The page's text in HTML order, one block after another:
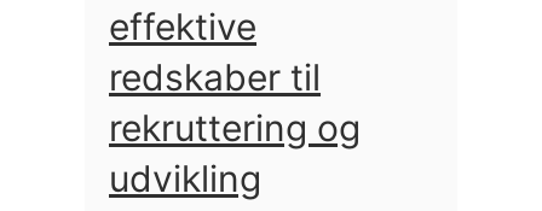
effektive
redskaber til
rekruttering og
udvikling